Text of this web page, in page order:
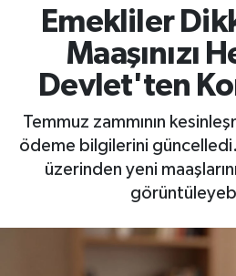
Emekliler
Maaşınızı
Devlet'ten
Temmuz zammının
ödeme bilgilerini
üzerinden yeni